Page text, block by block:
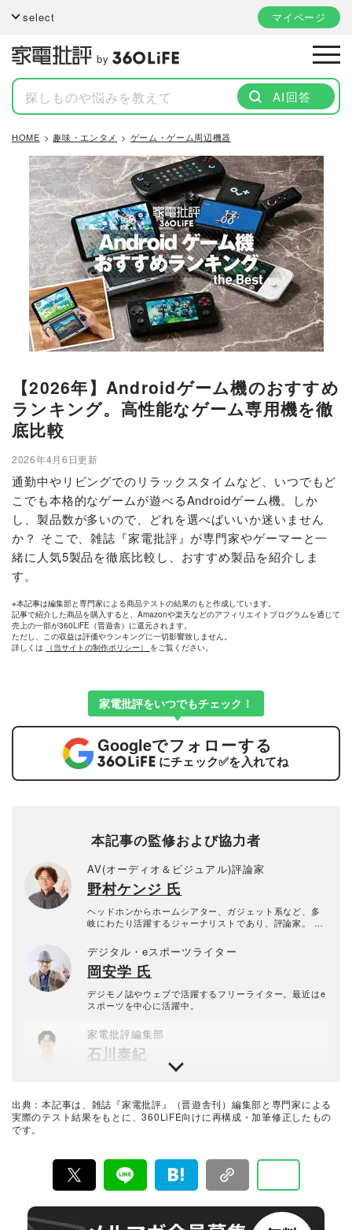
select マイページ
by
AI回答
HOME 趣味・エンタメ ゲーム・ゲーム周辺機器
【2026年】Androidゲーム機のおすすめ
ランキング。高性能なゲーム専用機を徹
底比較
2026年4月6日更新
通勤中やリビングでのリラックスタイムなど、いつでもど
こでも本格的なゲームが遊べるAndroidゲーム機。しか
し、製品数が多いので、どれを選べばいいか迷いません
か？ そこで、雑誌『家電批評』が専門家やゲーマーと一
緒に人気5製品を徹底比較し、おすすめ製品を紹介しま
す。
※本記事は編集部と専門家による商品テストの結果のもと作成しています。
記事で紹介した商品を購入すると、Amazonや楽天などのアフィリエイトプログラムを通じて
売上の一部が360LiFE（晋遊舎）に還元されます。
ただし、この収益は評価やランキングに一切影響致しません。
詳しくは
（当サイトの制作ポリシー） をご覧ください。
家電批評をいつでもチェック！
Googleでフォローする
にチェック✅を入れてね
本記事の監修および協力者
AV(オーディオ＆ビジュアル)評論家
野村ケンジ 氏
ヘッドホンからホームシアター、ガジェット系など、多
岐にわたり活躍するジャーナリストであり、評論家。 特
主軸に、VGPライフスタイル審査委員やヘッドフォンブ
ック・アワード審査員として年間300製品以上の新製品を
10年以上にわたり試聴し続けている。 専門誌やWEBメデ
ィアへのレビュー記事執筆に加え、TBSテレビ『開運音
楽堂』やFMラジオ『ふわっと』に出演歴があり、YouTu
be「ノムケンLabチャンネル」運営やイベント主催な
デジタル・eスポーツライター
岡安学 氏
デジモノ誌やウェブで活躍するフリーライター。最近はe
スポーツを中心に活躍中。
家電批評編集部
石川泰紀
家電量販店を経て家電批評へ。スマホやガジェット関連
常に新しいガジェットを探している。
家電批評 編集長
月刊誌『家電批評』編集長。PC専門誌出身で、得意ジャ
ンルはデジタル家電全般。カメラ、オーディオ、パソコ
ン、自転車などの分野では仕事と趣味を兼ねて“自腹レビ
ュー”を多数執筆。NHK『あさイチ』、日本テレビ『ZI
P!』、TBSラジオ『爆笑問題の日曜サンデー』、YouTub
e『PIVOT 公式チャンネル』などメディア出演も多数。
家電批評編集部
出典：本記事は、雑誌『家電批評』（晋遊舎刊）編集部と専門家による
実際のテスト結果をもとに、360LiFE向けに再構成・加筆修正したもの
です。